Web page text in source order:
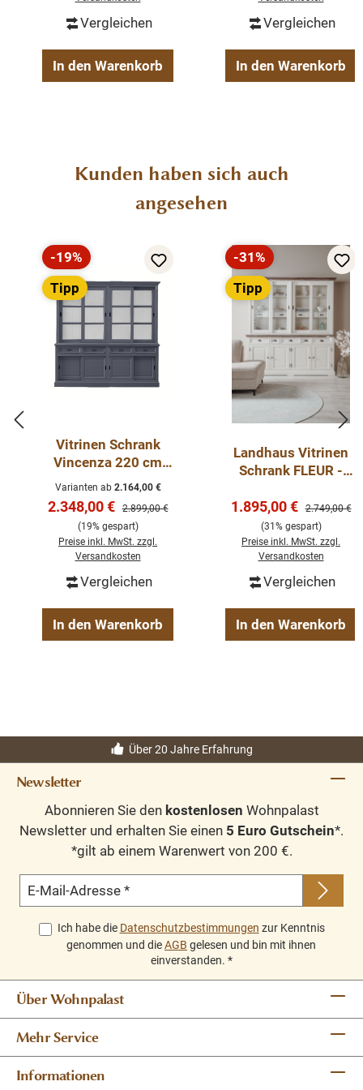
Vergleichen
In den Warenkorb
Vergleichen
In den Warenkorb
Produktgalerie überspringen
Kunden haben sich auch
angesehen
Rabatt
-19%
Tipp
Vitrinen Schrank
Vincenza 220 cm
Landhaus Vitrine -
verschiedene Farben
Varianten ab2.164,00 €
Verkaufspreis:
2.348,00 € Regulärer Preis:
2.899,00 €
(19% gespart)
Preise inkl. MwSt. zzgl.
Versandkosten
Vergleichen
In den Warenkorb
Rabatt
-31%
Tipp
Landhaus Vitrinen
Schrank FLEUR -
Verkaufspreis:
1.895,00 € Regulärer
2.749,00 €
(31% gespart)
Preise inkl. MwSt. zzgl.
Versandkosten
Vergleichen
In den Warenkorb
Über 20 Jahre Erfahrung
Newsletter
Abonnieren Sie den kostenlosen Wohnpalast
Newsletter und erhalten Sie einen 5 Euro Gutschein*.
*gilt ab einem Warenwert von 200 €.
E-Mail-Adresse *
Ich habe die Datenschutzbestimmungen zur Kenntnis
genommen und dieAGB gelesen und bin mit ihnen
einverstanden. *
Über Wohnpalast
Mehr Service
Informationen